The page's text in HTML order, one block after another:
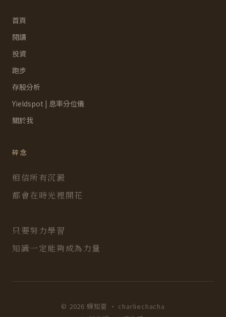
首頁
閱讀
投資
跑步
存股分析
Yieldspot | 息率分位儀
關於我
碎念
相信所有沉澱
都會在時光裡開花
只要努力學習
知識一定能夠成為力量
© 2026 蟬知夏 · charliechacha